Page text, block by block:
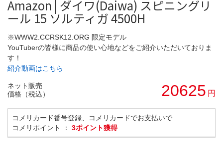
Amazon | ダイワ(Daiwa) スピニングリ
ール 15 ソルティガ 4500H
※WWW2.CCRSK12.ORG 限定モデル
YouTuberの皆様に商品の使い心地などをご紹介いただいておりま
す！
紹介動画はこちら
ネット販売
価格（税込）
20625 円
コメリカード番号登録、コメリカードでお支払いで
コメリポイント ： 3ポイント獲得